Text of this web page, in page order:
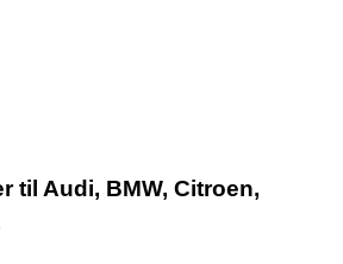
til Audi, BMW, Citroen,